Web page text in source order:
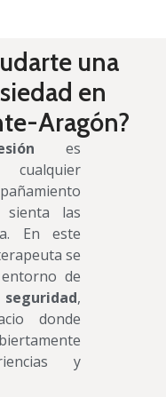
una
en
Aragón?
es
sienta las
En este
se
de
,
donde
y